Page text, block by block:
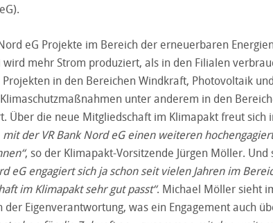
eG Projekte im Bereich der erneuerbaren
mehr Strom produziert, als in den Filialen
in den Bereichen Windkraft, Photovoltaik
unter anderem in den
Über die neue Mitgliedschaft im Klimapakt freut sich
mit der VR Bank Nord eG einen weiteren
, so der Klimapakt-Vorsitzende Jürgen Möller. Und
eG engagiert sich ja schon seit vielen Jahren im
im Klimapakt sehr gut passt“. Michael Möller sieht
Eigenverantwortung, was ein Engagement auch